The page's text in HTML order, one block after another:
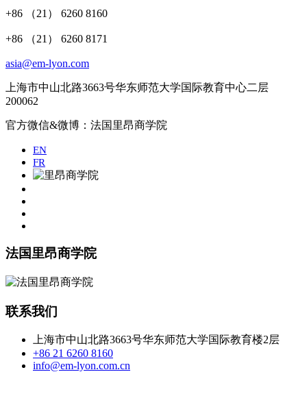
+86 （21） 6260 8160
+86 （21） 6260 8171
asia@em-lyon.com
上海市中山北路3663号华东师范大学国际教育中心二层
200062
官方微信&微博：法国里昂商学院
EN
FR
法国里昂商学院
联系我们
上海市中山北路3663号华东师范大学国际教育楼2层
+86 21 6260 8160
info@em-lyon.com.cn